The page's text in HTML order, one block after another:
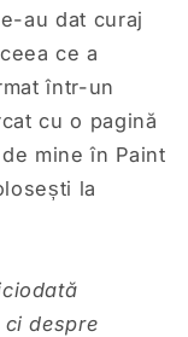
au dat curaj
ce a
într-un
cu o pagină
mine în Paint
la
despre